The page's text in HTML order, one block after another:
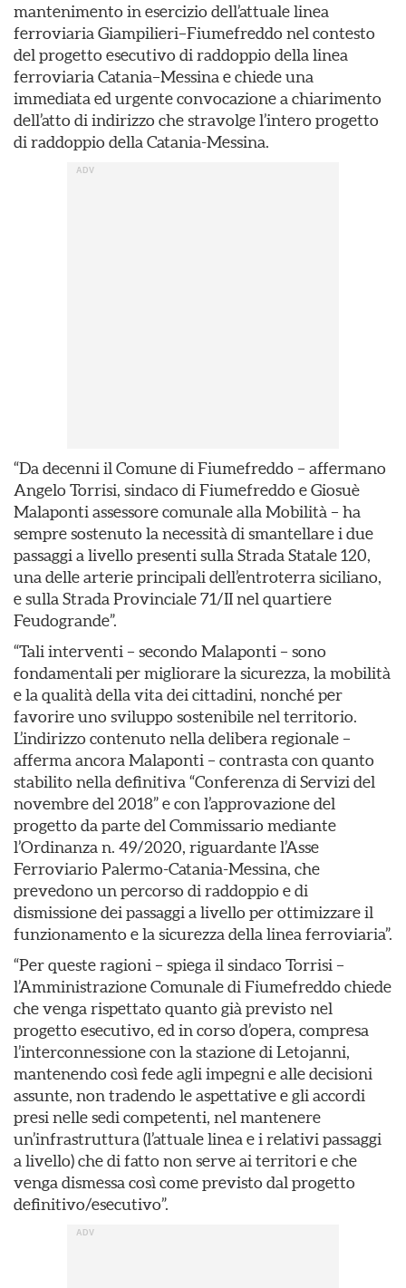
mantenimento in esercizio dell’attuale linea
ferroviaria Giampilieri–Fiumefreddo nel contesto
del progetto esecutivo di raddoppio della linea
ferroviaria Catania–Messina e chiede una
immediata ed urgente convocazione a chiarimento
dell’atto di indirizzo che stravolge l’intero progetto
di raddoppio della Catania-Messina.
“Da decenni il Comune di Fiumefreddo – affermano
Angelo Torrisi, sindaco di Fiumefreddo e Giosuè
Malaponti assessore comunale alla Mobilità – ha
sempre sostenuto la necessità di smantellare i due
passaggi a livello presenti sulla Strada Statale 120,
una delle arterie principali dell’entroterra siciliano,
e sulla Strada Provinciale 71/II nel quartiere
Feudogrande”.
“Tali interventi – secondo Malaponti – sono
fondamentali per migliorare la sicurezza, la mobilità
e la qualità della vita dei cittadini, nonché per
favorire uno sviluppo sostenibile nel territorio.
L’indirizzo contenuto nella delibera regionale –
afferma ancora Malaponti – contrasta con quanto
stabilito nella definitiva “Conferenza di Servizi del
novembre del 2018” e con l’approvazione del
progetto da parte del Commissario mediante
l’Ordinanza n. 49/2020, riguardante l’Asse
Ferroviario Palermo-Catania-Messina, che
prevedono un percorso di raddoppio e di
dismissione dei passaggi a livello per ottimizzare il
funzionamento e la sicurezza della linea ferroviaria”.
“Per queste ragioni – spiega il sindaco Torrisi –
l’Amministrazione Comunale di Fiumefreddo chiede
che venga rispettato quanto già previsto nel
progetto esecutivo, ed in corso d’opera, compresa
l’interconnessione con la stazione di Letojanni,
mantenendo così fede agli impegni e alle decisioni
assunte, non tradendo le aspettative e gli accordi
presi nelle sedi competenti, nel mantenere
un’infrastruttura (l’attuale linea e i relativi passaggi
a livello) che di fatto non serve ai territori e che
venga dismessa così come previsto dal progetto
definitivo/esecutivo”.